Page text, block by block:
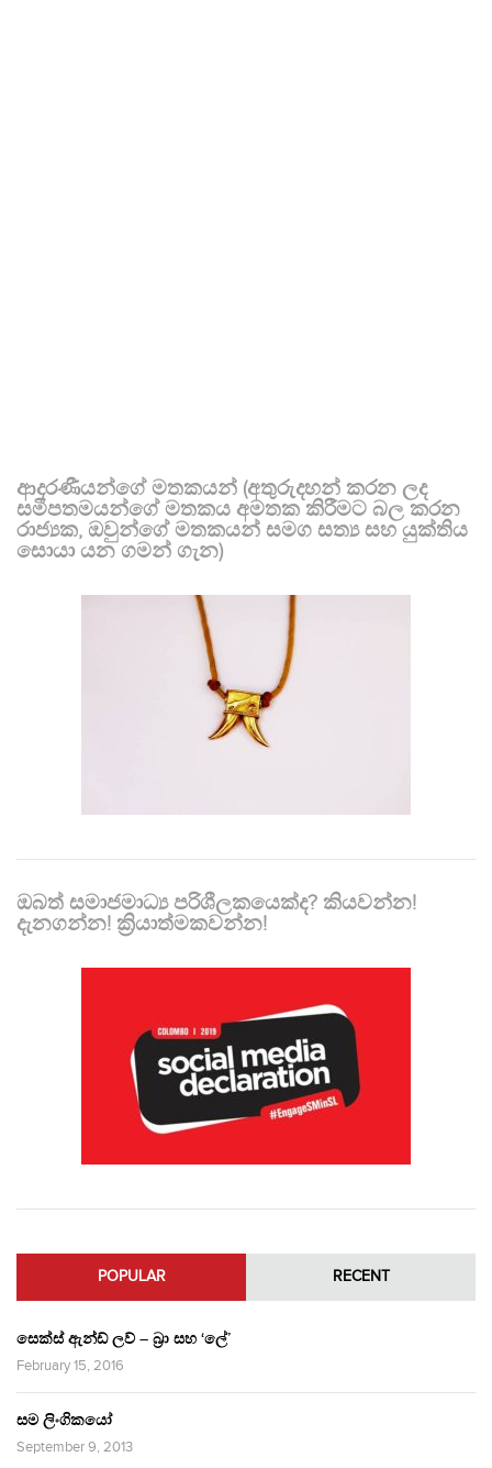
ආදරණීයන්ගේ මතකයන් (අතුරුදහන් කරන ලද
සමීපතමයන්ගේ මතකය අමතක කිරීමට බල කරන
රාජ්‍යක, ඔවුන්ගේ මතකයන් සමග සත්‍ය සහ යුක්තිය
සොයා යන ගමන් ගැන)
ඔබත් සමාජමාධ්‍ය පරිශීලකයෙක්ද? කියවන්න!
දැනගන්න! ක්‍රියාත්මකවන්න!
POPULAR RECENT
සෙක්ස් ඇන්ඩ් ලව් – බ්‍රා සහ ‘ලේ’
February 15, 2016
සම ලිංගිකයෝ
September 9, 2013